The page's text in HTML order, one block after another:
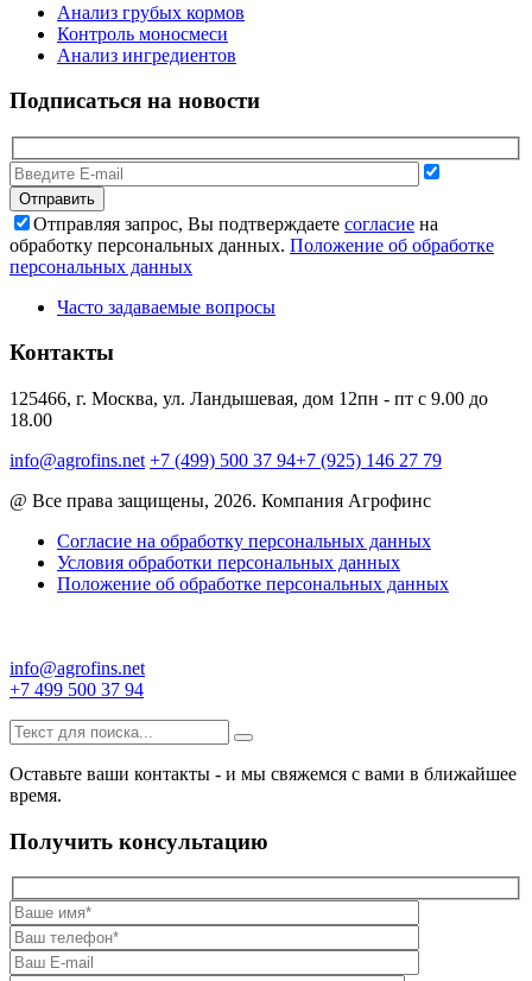
Анализ грубых кормов
Контроль моносмеси
Анализ ингредиентов
Подписаться на новости
Отправляя запрос, Вы подтверждаете согласие на
обработку персональных данных. Положение об обработке
персональных данных
Часто задаваемые вопросы
Контакты
125466, г. Москва, ул. Ландышевая, дом 12пн - пт с 9.00 до
18.00
info@agrofins.net +7 (499) 500 37 94+7 (925) 146 27 79
@ Все права защищены, 2026. Компания Агрофинс
Согласие на обработку персональных данных
Условия обработки персональных данных
Положение об обработке персональных данных
info@agrofins.net
+7 499 500 37 94
Оставьте ваши контакты - и мы свяжемся с вами в ближайшее
время.
Получить консультацию